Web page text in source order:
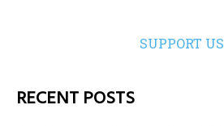
SUPPORT US
RECENT POSTS